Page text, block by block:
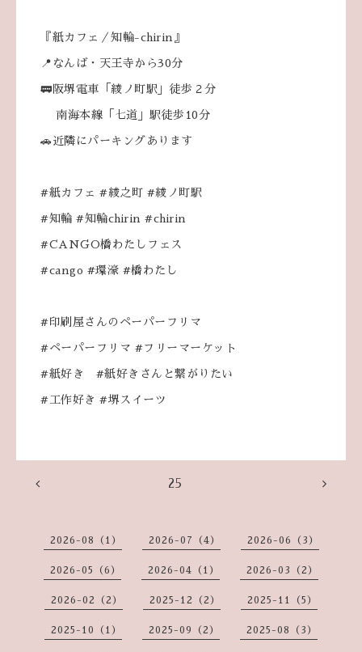
『紙カフェ／知輪-chirin』
📍なんば・天王寺から30分
🚃阪堺電車「綾ノ町駅」徒歩２分
南海本線「七道」駅徒歩10分
🚗近隣にパーキングあります
#紙カフェ #綾之町 #綾ノ町駅
#知輪 #知輪chirin #chirin
#CANGO橋わたしフェス
#cango #環濠 #橋わたし
#印刷屋さんのペーパーフリマ
#ペーパーフリマ #フリーマーケット
#紙好き #紙好きさんと繋がりたい
#工作好き #堺スイーツ
25
2026-08（1） 2026-07（4） 2026-06（3）
2026-05（6） 2026-04（1） 2026-03（2）
2026-02（2） 2025-12（2） 2025-11（5）
2025-10（1） 2025-09（2） 2025-08（3）